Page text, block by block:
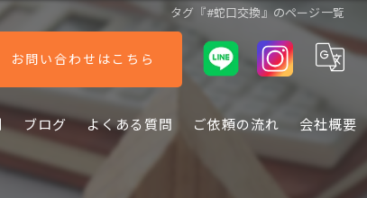
タグ『#蛇口交換』のページ一覧
お問い合わせはこちら
ブログ よくある質問 ご依頼の流れ 会社概要